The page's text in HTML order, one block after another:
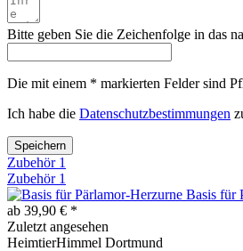
Bitte geben Sie die Zeichenfolge in das
Die mit einem * markierten Felder sind
Ich habe die Datenschutzbestimmungen
Speichern
Zubehör 1
Zubehör 1
Basis für
ab 39,90 € *
Zuletzt angesehen
HeimtierHimmel Dortmund